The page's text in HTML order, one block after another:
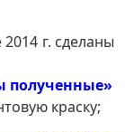
г. сделаны
полученные»
краску;